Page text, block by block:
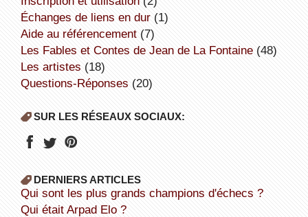
échanges de liens en dur(1)
aide au référencement(7)
Les Fables et Contes de Jean de La Fontaine(48)
Les artistes (18)
Questions-Réponses (20)
SUR LES RÉSEAUX SOCIAUX:
DERNIERS ARTICLES
Qui sont les plus grands champions d'échecs ?
Qui était Arpad Elo ?